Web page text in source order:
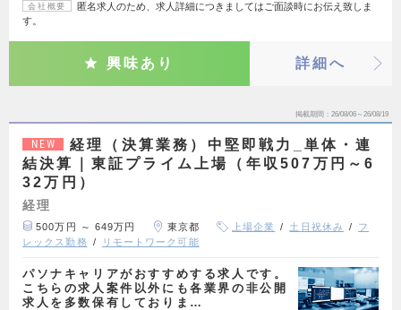
会社概要
匿名求人のため、求人詳細につきましてはご面談時にお伝え致しま
す。
興味あり 詳細へ
掲載期間 26/08/06～26/08/19
NEW
経理（決算業務）中堅即戦力_単体・連
結決算｜東証プライム上場（年収507万円～6
32万円）
経理
500万円 ～ 649万円 東京都 上場企業 土日祝休み
フ
レックス勤務
リモートワーク可能
パソナキャリアがおすすめする求人です。
こちらの求人案件以外にも各業界の非公開
求人を多数保有しておりま…